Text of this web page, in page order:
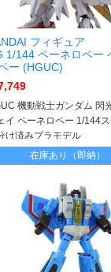
フィギュア
1/144 ペーネロペー
ー (HGUC)
機動戦士ガンダム 閃
イ ペーネロペー 1/144
け済みプラモデル
在庫あり（即納）